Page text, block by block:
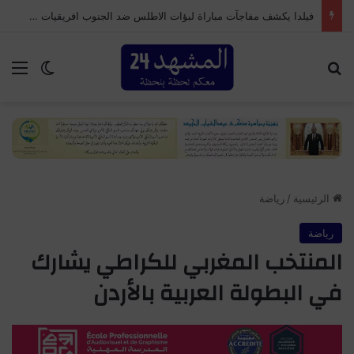
فيلدا يكشف مفاجآت مباراة لبؤات الاطلس ضد الجنوب افريقيات والتي قد تؤهلهن للوصول لكأس العالم
الوضع
الرئيسية / رياضة
رياضة
المنتخب المغربي للكراطي يشارك
في البطولة العربية بالأردن